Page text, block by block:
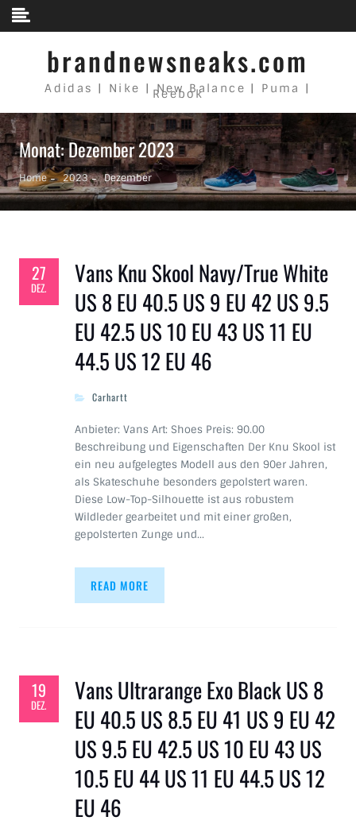
Skip to content
brandnewsneaks.com
Adidas | Nike | New Balance | Puma |
Reebok
Monat: Dezember 2023
Home 2023 Dezember
27
DEZ.
Vans Knu Skool Navy/True White
US 8 EU 40.5 US 9 EU 42 US 9.5
EU 42.5 US 10 EU 43 US 11 EU
44.5 US 12 EU 46
Carhartt
Anbieter: Vans Art: Shoes Preis: 90.00
Beschreibung und Eigenschaften Der Knu Skool ist
ein neu aufgelegtes Modell aus den 90er Jahren,
als Skateschuhe besonders gepolstert waren.
Diese Low-Top-Silhouette ist aus robustem
Wildleder gearbeitet und mit einer großen,
gepolsterten Zunge und…
READ MORE
19
DEZ.
Vans Ultrarange Exo Black US 8
EU 40.5 US 8.5 EU 41 US 9 EU 42
US 9.5 EU 42.5 US 10 EU 43 US
10.5 EU 44 US 11 EU 44.5 US 12
EU 46